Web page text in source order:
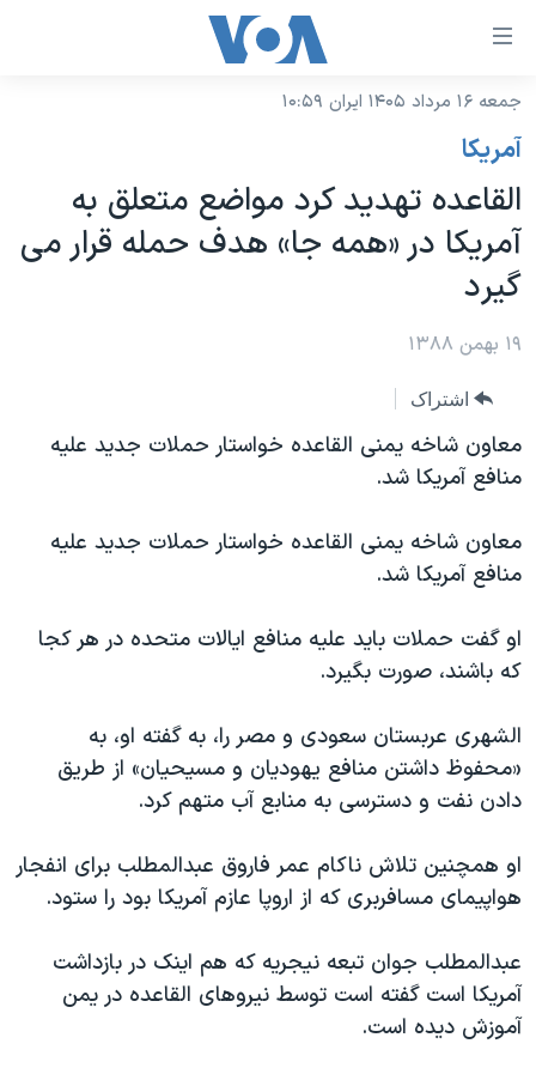
لینکهای
دسترسی
جهش
محتوای
اصلی
جهش
صفحه
جهش
به
جستجو
نسخه سبک وب‌سایت
موضوع ها
ایران
آمریکا
جهان
ورزشی
ویژه برنامه‌ها
فرهنگ و زندگی
اقتصادی
علم و فناوری
اسرائیل در جنگ
گالری عکس
آرشیو پخش زنده
برنامه های تلویزیونی
جدول برنامه ها
صفحه‌های ویژه
جام جهانی ۲۰۲۶
۲۵۰سالگی آمریکا
مستندها
حمله جمهوری اسلامی به اسرائیل
رمز مهسا
ورزش زنان در ایران
اعتراضات زن، زندگی، آزادی
مجموعه مستندهای دادخواهی
تریبونال مردمی آبان ۹۸
دادگاه حمید نوری
قانون شفافیت دارائی کادر رهبری ایران
اعتراضات مردمی آبان ۹۸
فرکانس‌های صدای آمریکا
پخش رادیویی
یادگیری زبان انگلیسی
دنبال کنید
زبانهای مختلف
جمعه ۱۶ مرداد ۱۴۰۵ ایران ۱۰:۵۹
آمريکا
القاعده تهدید کرد مواضع متعلق به
آمریکا در «همه جا» هدف حمله قرار می
گیرد
۱۹ بهمن ۱۳۸۸
اشتراک
معاون شاخه یمنی القاعده خواستار حملات جدید علیه
منافع آمریکا شد.
معاون شاخه یمنی القاعده خواستار حملات جدید علیه
منافع آمریکا شد.
او گفت حملات باید علیه منافع ایالات متحده در هر کجا
که باشند، صورت بگیرد.
الشهری عربستان سعودی و مصر را، به گفته او، به
«محفوظ داشتن منافع یهودیان و مسیحیان» از طریق
دادن نفت و دسترسی به منابع آب متهم کرد.
او همچنین تلاش ناکام عمر فاروق عبدالمطلب برای انفجار
هواپیمای مسافربری که از اروپا عازم آمریکا بود را ستود.
عبدالمطلب جوان تبعه نیجریه که هم اینک در بازداشت
آمریکا است گفته است توسط نیروهای القاعده در یمن
آموزش دیده است.